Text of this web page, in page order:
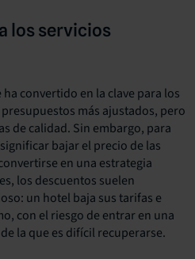
los servicios
convertido en la clave para los
más ajustados, pero
de calidad. Sin embargo, para
bajar el precio de las
en una estrategia
los descuentos suelen
un hotel baja sus tarifas e
con el riesgo de entrar en una
la que es difícil recuperarse.